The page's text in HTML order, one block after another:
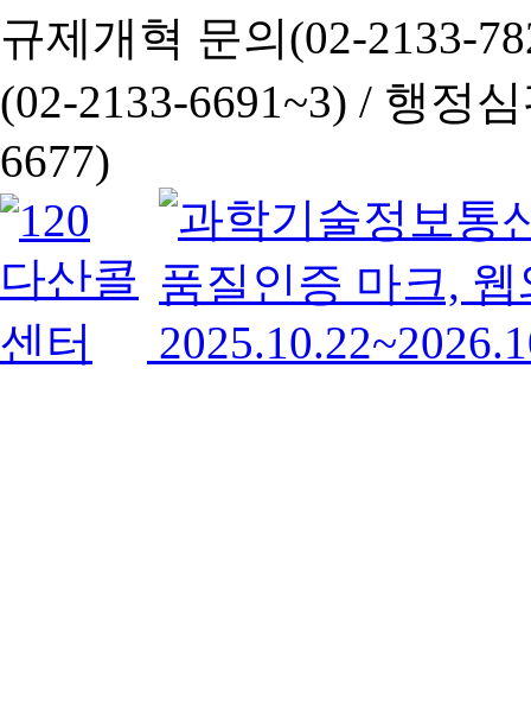
규제개혁 문의(02-2133-
(02-2133-6691~3) / 행정심
6677)